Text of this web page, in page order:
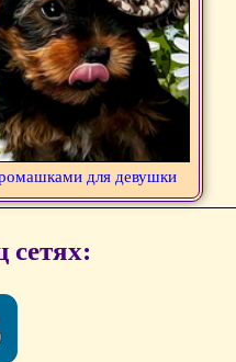
для девушки